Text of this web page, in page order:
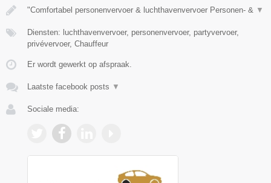
"Comfortabel personenvervoer & luchthavenvervoer Personen- & ▼
Diensten: luchthavenvervoer, personenvervoer, partyvervoer,
privévervoer, Chauffeur
Er wordt gewerkt op afspraak.
Laatste facebook posts ▼
Sociale media: